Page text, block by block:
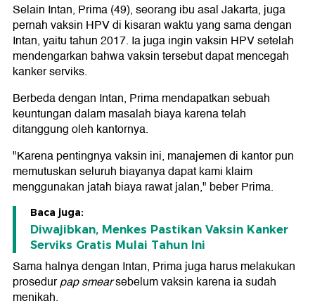
Selain Intan, Prima (49), seorang ibu asal Jakarta, juga
pernah vaksin HPV di kisaran waktu yang sama dengan
Intan, yaitu tahun 2017. Ia juga ingin vaksin HPV setelah
mendengarkan bahwa vaksin tersebut dapat mencegah
kanker serviks.
Berbeda dengan Intan, Prima mendapatkan sebuah
keuntungan dalam masalah biaya karena telah
ditanggung oleh kantornya.
"Karena pentingnya vaksin ini, manajemen di kantor pun
memutuskan seluruh biayanya dapat kami klaim
menggunakan jatah biaya rawat jalan," beber Prima.
Baca juga:
Diwajibkan, Menkes Pastikan Vaksin Kanker
Serviks Gratis Mulai Tahun Ini
Sama halnya dengan Intan, Prima juga harus melakukan
prosedurpap smearsebelum vaksin karena ia sudah
menikah.